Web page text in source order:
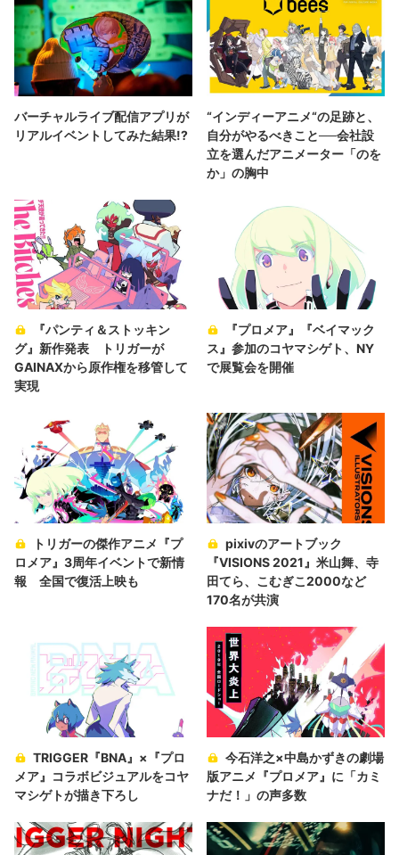
バーチャルライブ配信アプリが
リアルイベントしてみた結果!?
“インディーアニメ“の足跡と、
自分がやるべきこと──会社設
立を選んだアニメーター「のを
か」の胸中
『パンティ＆ストッキン
グ』新作発表 トリガーが
GAINAXから原作権を移管して
実現
『プロメア』『ベイマック
ス』参加のコヤマシゲト、NY
で展覧会を開催
トリガーの傑作アニメ『プ
ロメア』3周年イベントで新情
報 全国で復活上映も
pixivのアートブック
『VISIONS 2021』米山舞、寺
田てら、こむぎこ2000など
170名が共演
TRIGGER『BNA』×『プロ
メア』コラボビジュアルをコヤ
マシゲトが描き下ろし
今石洋之×中島かずきの劇場
版アニメ『プロメア』に「カミ
ナだ！」の声多数